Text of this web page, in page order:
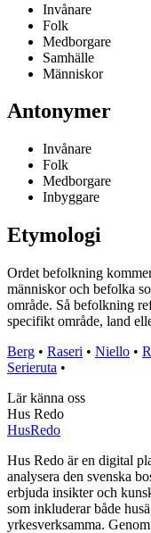
Invånare
Folk
Medborgare
Samhälle
Människor
Antonymer
Invånare
Folk
Medborgare
Inbyggare
Etymologi
Ordet befolkning
människor och befolka
område. Så befolkning
specifikt område, land
Berg • Raseri • Niello •
Serieruta •
Lär känna oss
Hus Redo
HusRedo
Hus Redo är en digital
analysera den svenska
erbjuda insikter och
som inkluderar både
yrkesverksamma.